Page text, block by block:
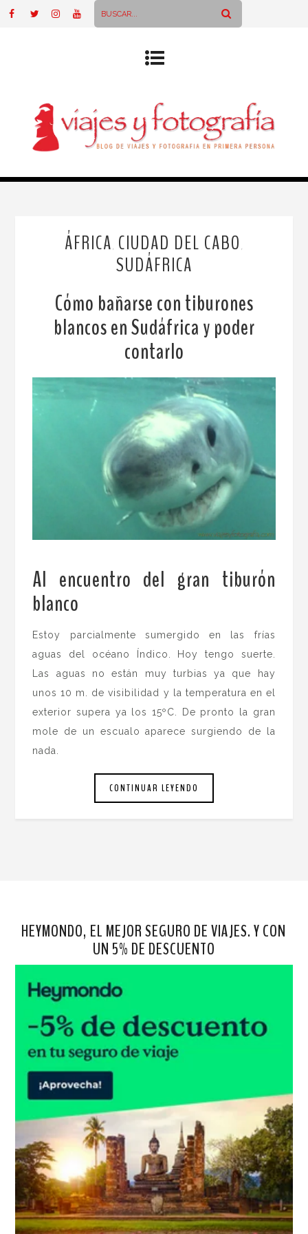
ÁFRICA CIUDAD DEL CABO
SUDÁFRICA
Cómo bañarse con tiburones
blancos en Sudáfrica y poder
contarlo
Al encuentro del gran tiburón
blanco
Estoy parcialmente sumergido en las frías
aguas del océano Índico. Hoy tengo suerte.
Las aguas no están muy turbias ya que hay
unos 10 m. de visibilidad y la temperatura en el
exterior supera ya los 15ºC. De pronto la gran
mole de un escualo aparece surgiendo de la
nada.
CONTINUAR LEYENDO
HEYMONDO, EL MEJOR SEGURO DE VIAJES. Y CON
UN 5% DE DESCUENTO